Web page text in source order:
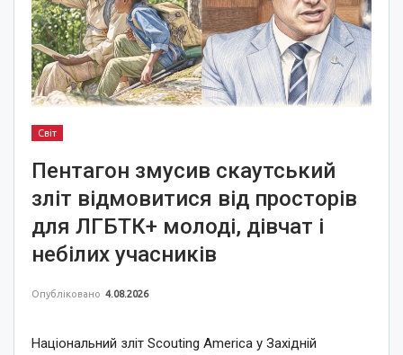
Світ
Пентагон змусив скаутський
зліт відмовитися від просторів
для ЛГБТК+ молоді, дівчат і
небілих учасників
Опубліковано 4.08.2026
Національний зліт Scouting America у Західній